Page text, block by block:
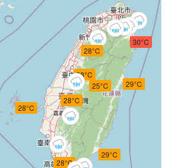
28°C
28°C
25°C
29°C
28°C
30°C
29°C
28°C
28°C